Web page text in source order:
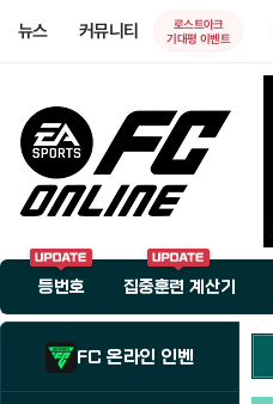
뉴스 커뮤니티
로스트아크
기대평 이벤트
등번호 집중훈련 계산기
FC 온라인 인벤